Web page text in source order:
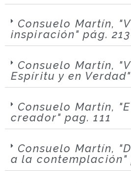
Consuelo Martín,
inspiración" pág.
Consuelo Martín,
Espíritu y en
Consuelo Martín,
creador" pag. 111
Consuelo Martín,
a la contemplación"